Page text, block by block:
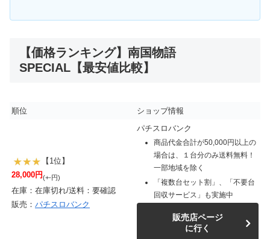
【価格ランキング】南国物語
SPECIAL【最安値比較】
順位 ショップ情報
【1位】
28,000円(+-円)
在庫：在庫切れ/送料：要確認
販売： パチスロバンク
パチスロバンク
商品代金合計が50,000円以上の
場合は、１台分のみ送料無料！
一部地域を除く
「複数台セット割」、「不要台
回収サービス」も実施中
販売店ページ
に行く